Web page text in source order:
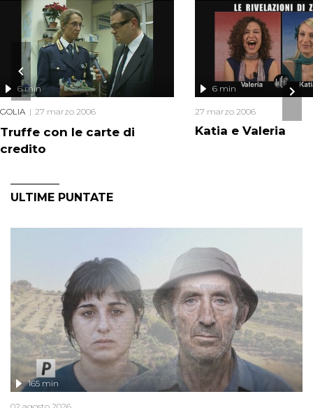
Truffe con le carte di
credito
6 min
GOLIA 27 marzo 2006
Katia e Valeria
6 min
27 marzo 2006
ULTIME PUNTATE
165 min